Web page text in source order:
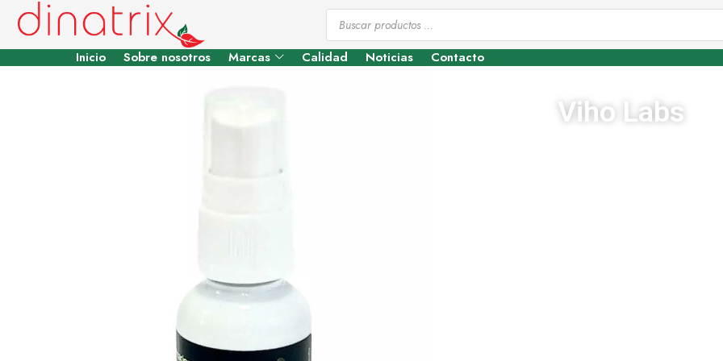
Inicio Sobre nosotros Marcas Calidad Noticias Contacto
Viho Labs